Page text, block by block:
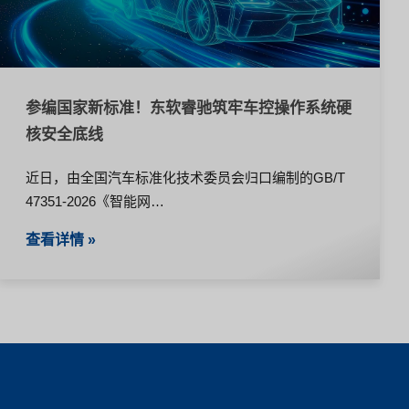
参编国家新标准！东软睿驰筑牢车控操作系统硬
核安全底线
近日，由全国汽车标准化技术委员会归口编制的GB/T
47351-2026《智能网…
查看详情 »